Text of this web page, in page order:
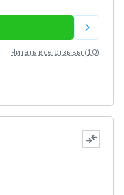
Читать все отзывы (10)